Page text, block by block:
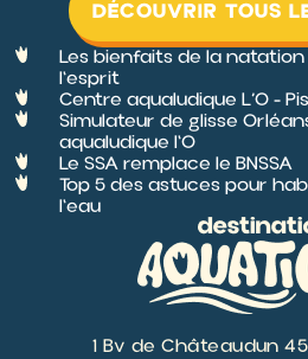
Les bienfaits de la
l'esprit
Centre aqualudique L’O -
Simulateur de glisse
aqualudique l'O
Le SSA remplace le BNSSA
Top 5 des astuces pour
l'eau
1 Bv de Châteaudun